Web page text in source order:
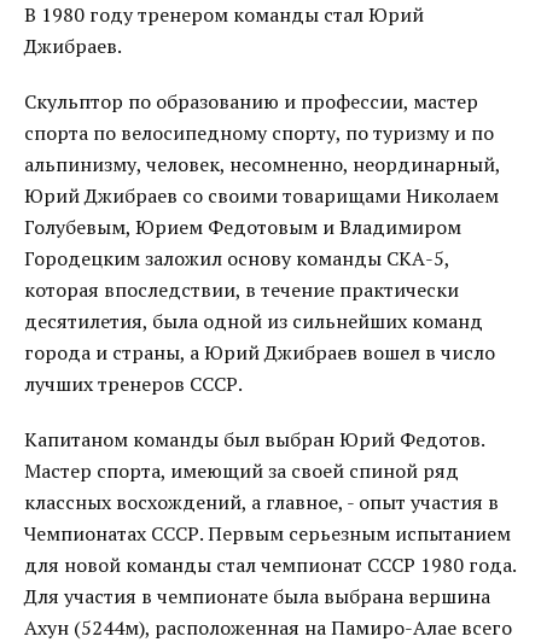
В 1980 году тренером команды стал Юрий
Джибраев.
Скульптор по образованию и профессии, мастер
спорта по велосипедному спорту, по туризму и по
альпинизму, человек, несомненно, неординарный,
Юрий Джибраев со своими товарищами Николаем
Голубевым, Юрием Федотовым и Владимиром
Городецким заложил основу команды СКА-5,
которая впоследствии, в течение практически
десятилетия, была одной из сильнейших команд
города и страны, а Юрий Джибраев вошел в число
лучших тренеров СССР.
Капитаном команды был выбран Юрий Федотов.
Мастер спорта, имеющий за своей спиной ряд
классных восхождений, а главное, - опыт участия в
Чемпионатах СССР. Первым серьезным испытанием
для новой команды стал чемпионат СССР 1980 года.
Для участия в чемпионате была выбрана вершина
Ахун (5244м), расположенная на Памиро-Алае всего